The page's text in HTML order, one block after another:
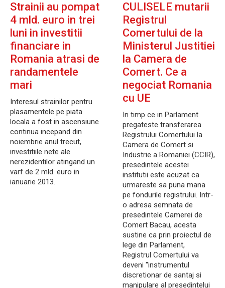
Strainii au pompat
4 mld. euro in trei
luni in investitii
financiare in
Romania atrasi de
randamentele
mari
Interesul strainilor pentru
plasamentele pe piata
locala a fost in ascensiune
continua incepand din
noiembrie anul trecut,
investitiile nete ale
nerezidentilor atingand un
varf de 2 mld. euro in
ianuarie 2013.
CULISELE mutarii
Registrul
Comertului de la
Ministerul Justitiei
la Camera de
Comert. Ce a
negociat Romania
cu UE
In timp ce in Parlament
pregateste transferarea
Registrului Comertului la
Camera de Comert si
Industrie a Romaniei (CCIR),
presedintele acestei
institutii este acuzat ca
urmareste sa puna mana
pe fondurile registrului. Intr-
o adresa semnata de
presedintele Camerei de
Comert Bacau, acesta
sustine ca prin proiectul de
lege din Parlament,
Registrul Comertului va
deveni "instrumentul
discretionar de santaj si
manipulare al presedintelui